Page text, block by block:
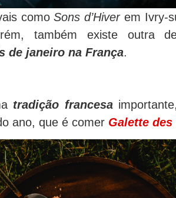
comoSons d’Hiverem Ivry-
também existe outra
de janeiro na França.
tradição francesa
ano, que é comer Galette des